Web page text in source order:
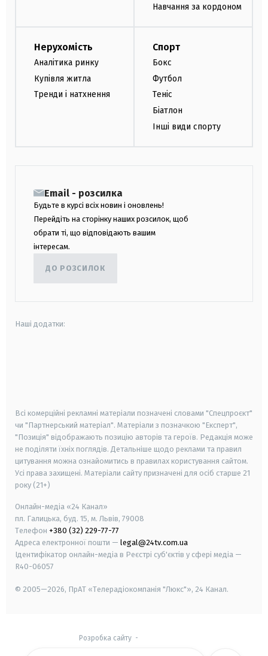
Навчання за кордоном
Нерухомість
Аналітика ринку
Купівля житла
Тренди і натхнення
Спорт
Бокс
Футбол
Теніс
Біатлон
Інші види спорту
Email - розсилка
Будьте в курсі всіх новин і оновлень!
Перейдіть на сторінку наших розсилок, щоб
обрати ті, що відповідають вашим
інтересам.
ДО РОЗСИЛОК
Наші додатки:
Всі комерційні рекламні матеріали позначені словами "Спецпроєкт"
чи "Партнерський матеріал". Матеріали з позначкою "Експерт",
"Позиція" відображають позицію авторів та героїв. Редакція може
не поділяти їхніх поглядів. Детальніше щодо реклами та правил
цитування можна ознайомитись в правилах користування сайтом.
Усі права захищені. Матеріали сайту призначені для осіб старше 21
року (21+)
Онлайн-медіа «24 Канал»
пл. Галицька, буд. 15, м. Львів, 79008
Телефон +380 (32) 229-77-77
Адреса електронної пошти — legal@24tv.com.ua
Ідентифікатор онлайн-медіа в Реєстрі суб'єктів у сфері медіа —
R40-06057
© 2005—2026, ПрАТ «Телерадіокомпанія "Люкс"», 24 Канал.
Розробка сайту-